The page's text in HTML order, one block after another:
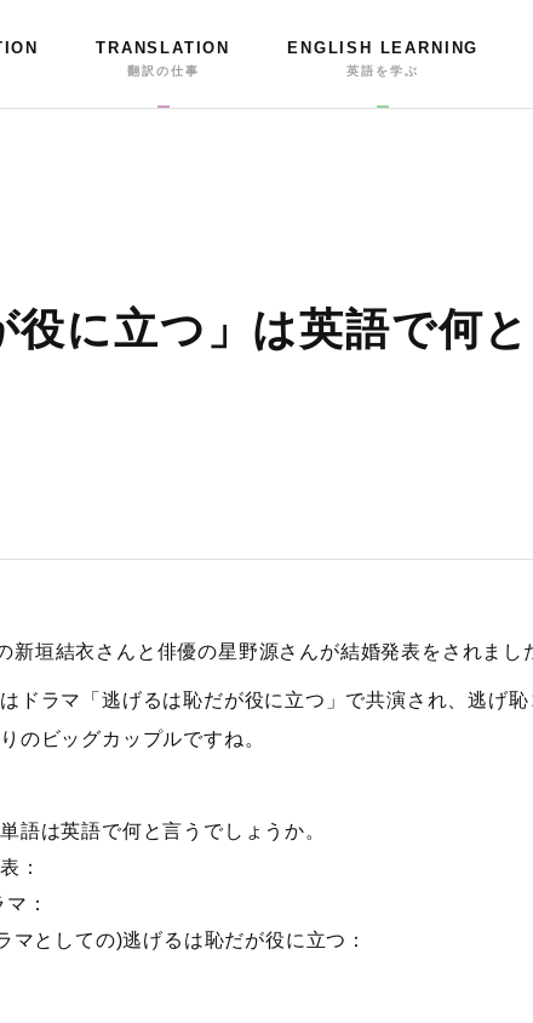
TRANSLATION
翻訳の仕事
ENGLISH LEARNING
英語を学ぶ
役に立つ」は英語で何と
新垣結衣さんと俳優の星野源さんが結婚発表をされまし
ドラマ「逃げるは恥だが役に立つ」で共演され、逃げ恥
のビッグカップルですね。
語は英語で何と言うでしょうか。
：
：
マとしての)逃げるは恥だが役に立つ：